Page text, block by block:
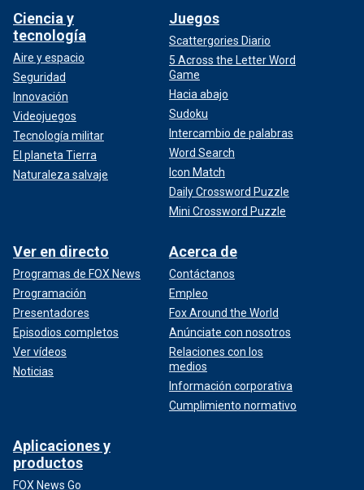
Ciencia y
tecnología
Aire y espacio
Seguridad
Innovación
Videojuegos
Tecnología militar
El planeta Tierra
Naturaleza salvaje
Juegos
Scattergories Diario
5 Across the Letter Word
Game
Hacia abajo
Sudoku
Intercambio de palabras
Word Search
Icon Match
Daily Crossword Puzzle
Mini Crossword Puzzle
Ver en directo
Programas de FOX News
Programación
Presentadores
Episodios completos
Ver vídeos
Noticias
Acerca de
Contáctanos
Empleo
Fox Around the World
Anúnciate con nosotros
Relaciones con los
medios
Información corporativa
Cumplimiento normativo
Aplicaciones y
productos
FOX News Go